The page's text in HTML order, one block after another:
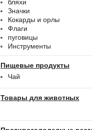
бляхи
Значки
Кокарды и орлы
Флаги
пуговицы
Инструменты
Пищевые продукты
Чай
Товары для животных